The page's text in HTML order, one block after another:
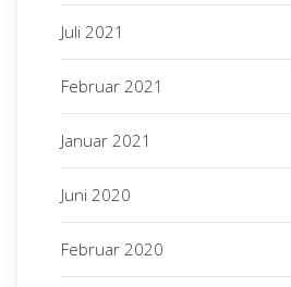
Juli 2021
Februar 2021
Januar 2021
Juni 2020
Februar 2020
News
Whispering Seed –
Solar System für das
Abonniere unseren